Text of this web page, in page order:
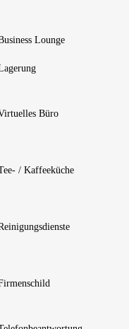
Lounge
Büro
/ Kaffeeküche